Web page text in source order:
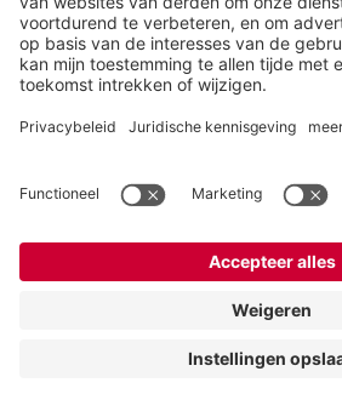
Contact
Telefoon:+32 51 81 96 40
Privacyverklaring